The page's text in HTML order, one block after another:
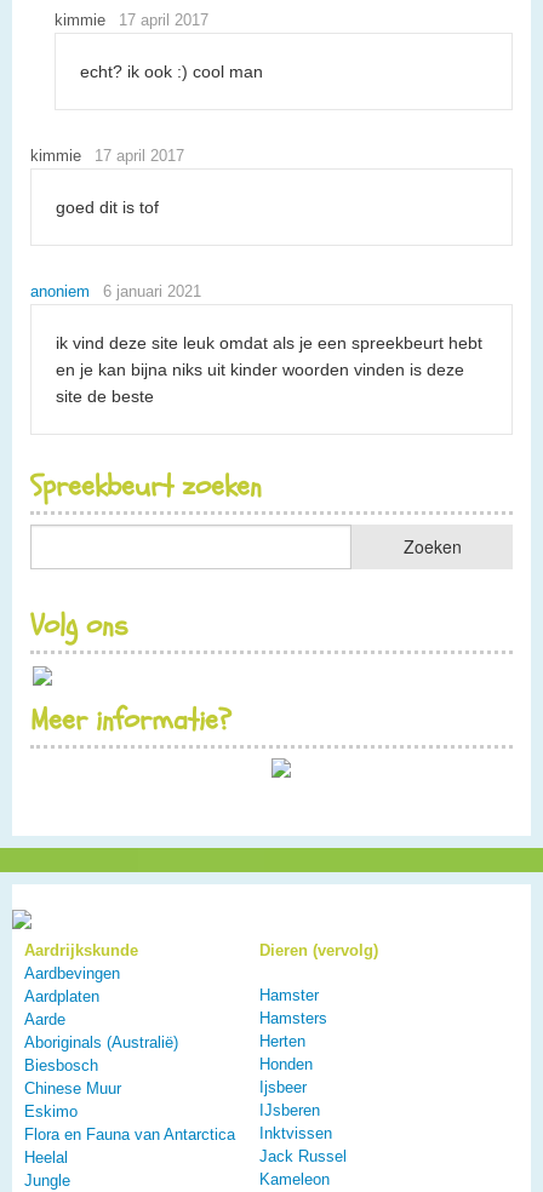
kimmie 17 april 2017
echt? ik ook :) cool man
kimmie 17 april 2017
goed dit is tof
anoniem 6 januari 2021
ik vind deze site leuk omdat als je een spreekbeurt hebt
en je kan bijna niks uit kinder woorden vinden is deze
site de beste
Spreekbeurt zoeken
Volg ons
Meer informatie?
Aardrijkskunde
Aardbevingen
Aardplaten
Aarde
Aboriginals (Australië)
Biesbosch
Chinese Muur
Eskimo
Flora en Fauna van Antarctica
Heelal
Jungle
Dieren (vervolg)
Hamster
Hamsters
Herten
Honden
Ijsbeer
IJsberen
Inktvissen
Jack Russel
Kameleon